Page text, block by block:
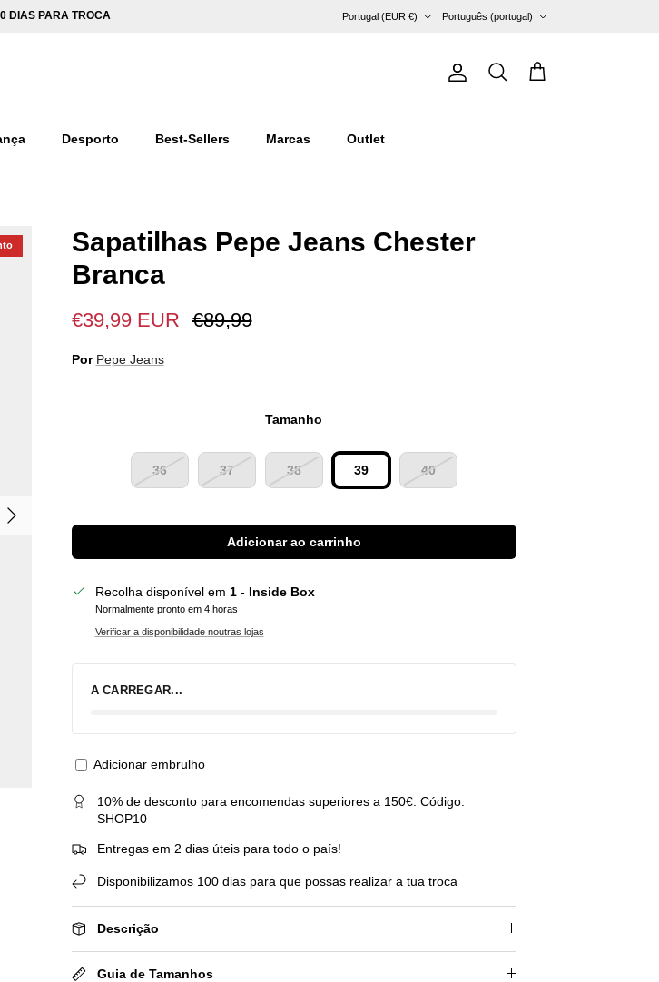
DIAS PARA TROCA
Portugal (EUR €)
Português (portugal)
ContaPesquisarCarrinho
Desporto Best-Sellers Marcas Outlet
Sapatilhas Pepe Jeans Chester
Branca
€39,99 EUR €89,99
Por Pepe Jeans
Tamanho
36 37 38 39 40
Adicionar ao carrinho
Recolha disponível em 1 - Inside Box
Normalmente pronto em 4 horas
Verificar a disponibilidade noutras lojas
A CARREGAR...
Adicionar embrulho
10% de desconto para encomendas superiores a 150€. Código:
SHOP10
Entregas em 2 dias úteis para todo o país!
Disponibilizamos 100 dias para que possas realizar a tua troca
Descrição
Guia de Tamanhos